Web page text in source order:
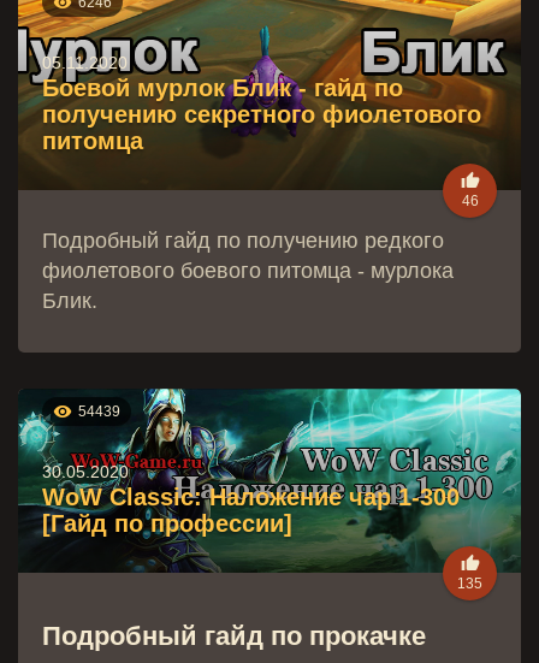
05.11.2020
Боевой мурлок Блик - гайд по
получению секретного фиолетового
питомца

46
Подробный гайд по получению редкого
фиолетового боевого питомца - мурлока
Блик.
 54439
30.05.2020
WoW Classic: Наложение чар 1-300
[Гайд по профессии]

135
Подробный гайд по прокачке